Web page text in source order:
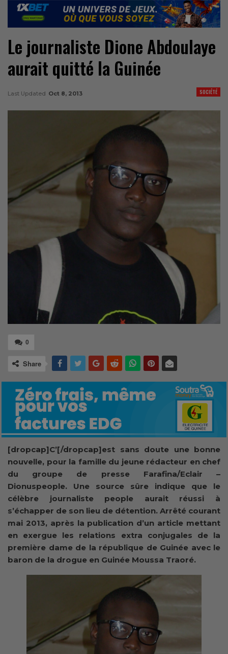
Le journaliste Dione Abdoulaye
aurait quitté la Guinée
SOCIÉTÉ
Last Updated Oct 8, 2013
0
Share
[dropcap]C’[/dropcap]est sans doute une bonne
nouvelle, pour la famille du jeune rédacteur en chef
du groupe de presse Farafina/Eclair –
Dionuspeople. Une source sûre indique que le
célèbre journaliste people aurait réussi à
s’échapper de son lieu de détention. Arrêté courant
mai 2013, après la publication d’un article mettant
en exergue les relations extra conjugales de la
première dame de la république de Guinée avec le
baron de la drogue en Guinée Moussa Traoré.